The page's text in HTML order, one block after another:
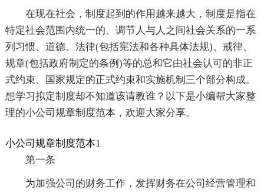
在现在社会，制度起到的作用越来越大，制度是指在
特定社会范围内统一的、调节人与人之间社会关系的一系
列习惯、道德、法律(包括宪法和各种具体法规)、戒律、
规章(包括政府制定的条例)等的总和它由社会认可的非正
式约束、国家规定的正式约束和实施机制三个部分构成。
想学习拟定制度却不知道该请教谁？以下是小编帮大家整
理的小公司规章制度范本，欢迎大家分享。
小公司规章制度范本1
第一条
为加强公司的财务工作，发挥财务在公司经营管理和